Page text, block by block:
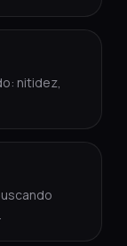
nitidez,